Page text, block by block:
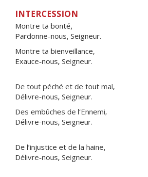
INTERCESSION
Montre ta bonté,
Pardonne-nous, Seigneur.
Montre ta bienveillance,
Exauce-nous, Seigneur.
De tout péché et de tout mal,
Délivre-nous, Seigneur.
Des embûches de l’Ennemi,
Délivre-nous, Seigneur.
De l’injustice et de la haine,
Délivre-nous, Seigneur.